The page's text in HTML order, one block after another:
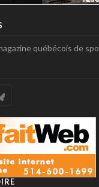
québécois de